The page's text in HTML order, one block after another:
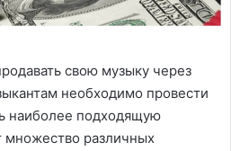
свою музыку через
необходимо провести
наиболее подходящую
множество различных